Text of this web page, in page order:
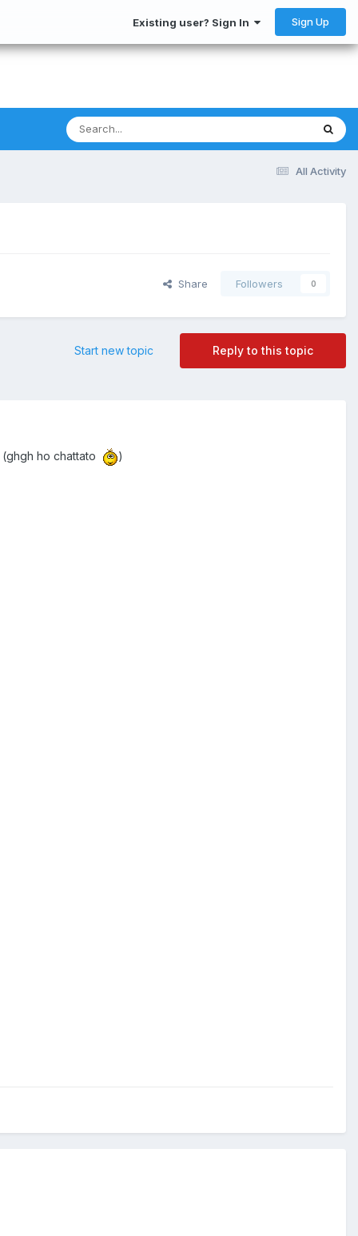
Existing user? Sign In Sign Up
All Activity
Share Followers 0
Reply to this topic
Start new topic
ho chattato )